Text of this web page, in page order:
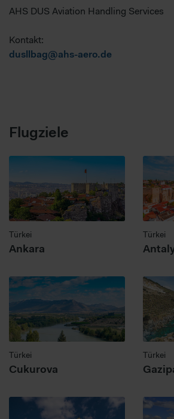
AHS DUS Aviation Handling Services
Kontakt:
dusllbag@ahs-aero.de
Flugziele
Türkei
Ankara
Türkei
Türkei
Cukurova
Türkei